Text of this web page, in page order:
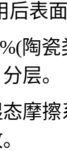
后表
瓷
层。
擦